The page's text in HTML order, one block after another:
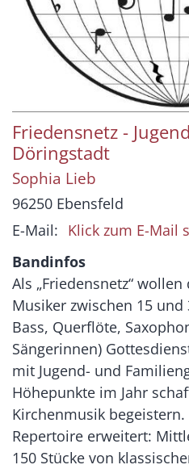
Friedensnetz -
Döringstadt
Sophia Lieb
96250 Ebensfeld
E-Mail: Klick zum E-Mail
Bandinfos
Als „Friedensnetz“
Musiker zwischen 15 und
Bass, Querflöte,
Sängerinnen)
mit Jugend- und
Höhepunkte im Jahr
Kirchenmusik
Repertoire erweitert:
150 Stücke von